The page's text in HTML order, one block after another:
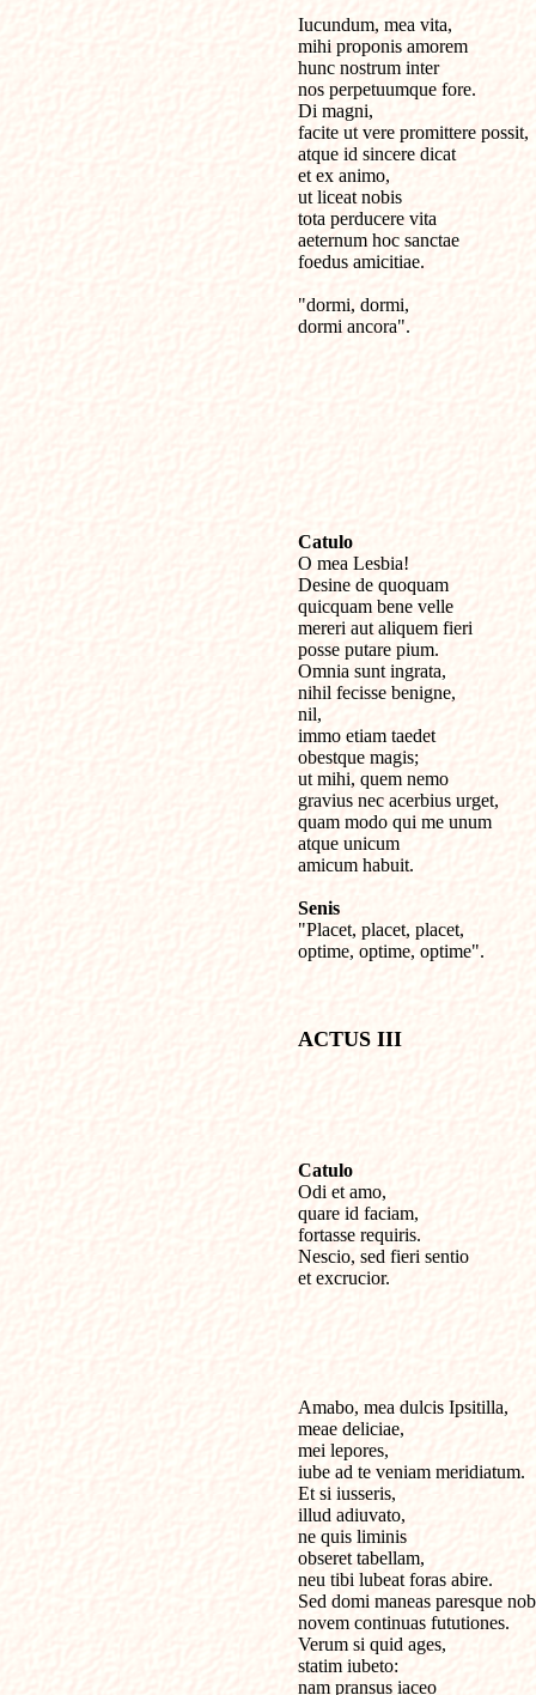
Iucundum, mea vita,
mihi proponis amorem
hunc nostrum inter
nos perpetuumque fore.
Di magni,
facite ut vere promittere possit,
atque id sincere dicat
et ex animo,
ut liceat nobis
tota perducere vita
aeternum hoc sanctae
foedus amicitiae.
"dormi, dormi,
dormi ancora".
Catulo
O mea Lesbia!
Desine de quoquam
quicquam bene velle
mereri aut aliquem fieri
posse putare pium.
Omnia sunt ingrata,
nihil fecisse benigne,
nil,
immo etiam taedet
obestque magis;
ut mihi, quem nemo
gravius nec acerbius urget,
quam modo qui me unum
atque unicum
amicum habuit.
Senis
"Placet, placet, placet,
optime, optime, optime".
ACTUS III
Catulo
Odi et amo,
quare id faciam,
fortasse requiris.
Nescio, sed fieri sentio
et excrucior.
Amabo, mea dulcis Ipsitilla,
meae deliciae,
mei lepores,
iube ad te veniam meridiatum.
Et si iusseris,
illud adiuvato,
ne quis liminis
obseret tabellam,
neu tibi lubeat foras abire.
Sed domi maneas paresque
novem continuas fututiones.
Verum si quid ages,
statim iubeto:
nam pransus iaceo